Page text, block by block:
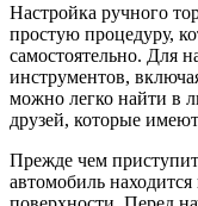
Настройка ручного
простую процедуру,
самостоятельно. Для
инструментов,
можно легко найти в
друзей, которые
Прежде чем
автомобиль